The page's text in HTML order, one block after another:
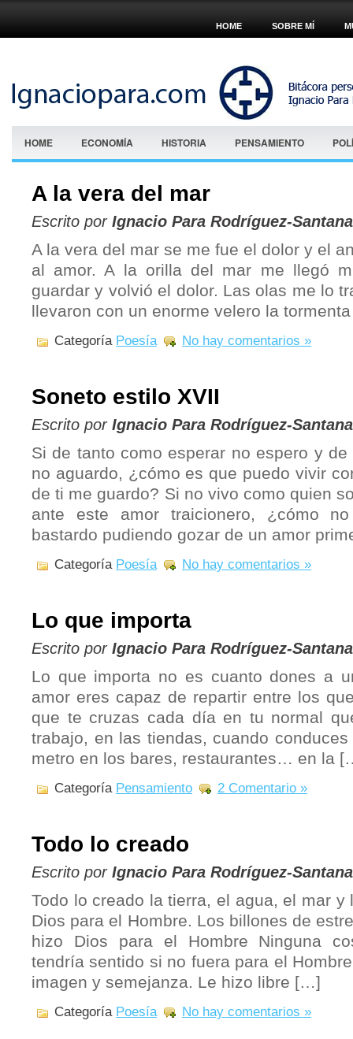
HOME SOBRE MÍ
HOME ECONOMÍA HISTORIA PENSAMIENTO
A la vera del mar
Escrito por Ignacio Para Rodríguez-Santana
A la vera del mar se me fue el dolor y el
al amor. A la orilla del mar me llegó
guardar y volvió el dolor. Las olas me lo
llevaron con un enorme velero la
Categoría Poesía No hay comentarios »
Soneto estilo XVII
Escrito por Ignacio Para Rodríguez-Santana
Si de tanto como esperar no espero y
no aguardo, ¿cómo es que puedo vivir
de ti me guardo? Si no vivo como quien
ante este amor traicionero, ¿cómo
bastardo pudiendo gozar de un amor
Categoría Poesía No hay comentarios »
Lo que importa
Escrito por Ignacio Para Rodríguez-Santana
Lo que importa no es cuanto dones a
amor eres capaz de repartir entre los
que te cruzas cada día en tu normal
trabajo, en las tiendas, cuando
metro en los bares, restaurantes… en la
Categoría Pensamiento 2 Comentario »
Todo lo creado
Escrito por Ignacio Para Rodríguez-Santana
Todo lo creado la tierra, el agua, el mar y
Dios para el Hombre. Los billones de
hizo Dios para el Hombre Ninguna
tendría sentido si no fuera para el
imagen y semejanza. Le hizo libre […]
Categoría Poesía No hay comentarios »